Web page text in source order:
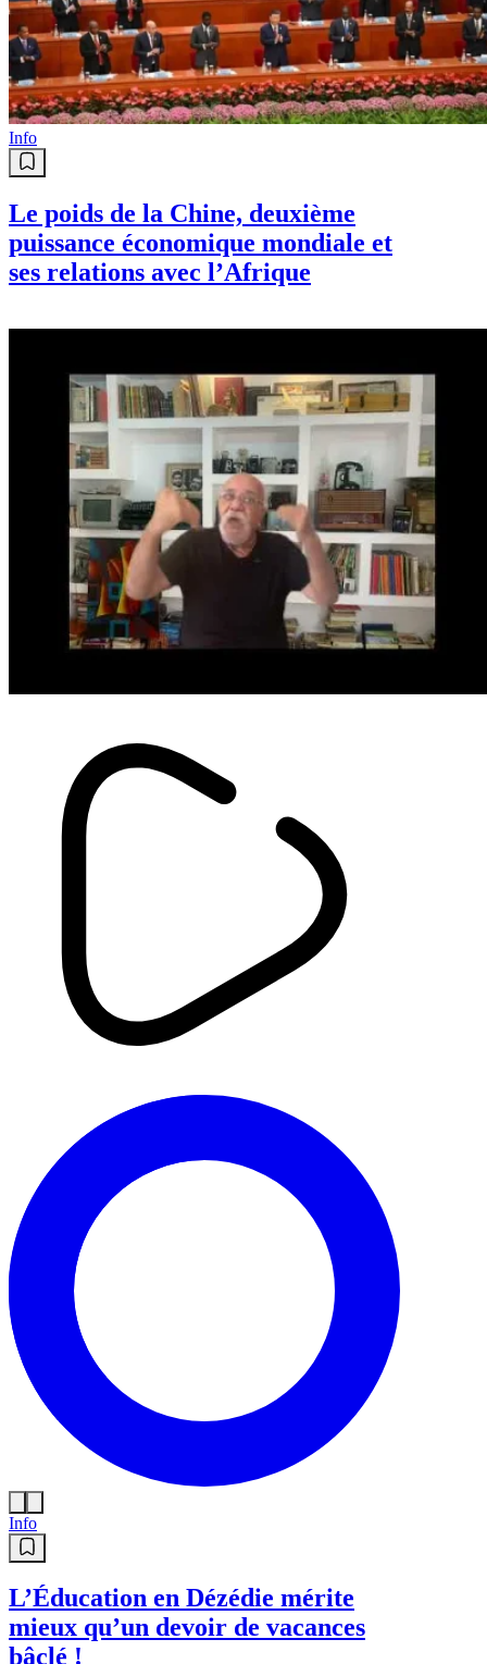
Info
Le poids de la Chine, deuxième
puissance économique mondiale et
ses relations avec l’Afrique
Info
L’Éducation en Dézédie mérite
mieux qu’un devoir de vacances
bâclé !